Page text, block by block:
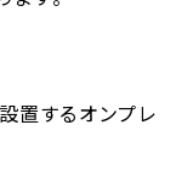
置するオンプレ